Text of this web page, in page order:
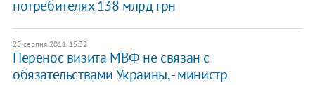
потребителях 138 млрд грн
25 серпня 2011, 15:32
Перенос визита МВФ не связан с
обязательствами Украины, - министр